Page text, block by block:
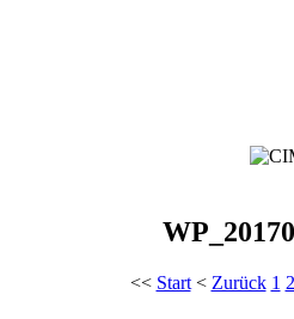
<< Start< Zurück 1 2